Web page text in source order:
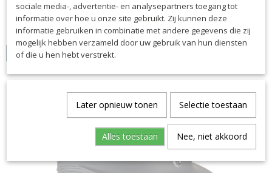
€ 359,00
Op voorraad
IN WINKELWAGEN
sociale media-, advertentie- en analysepartners toegang tot
informatie over hoe u onze site gebruikt. Zij kunnen deze
informatie gebruiken in combinatie met andere gegevens die zij
mogelijk hebben verzameld door uw gebruik van hun diensten
of die u hen hebt verstrekt.
Later opnieuw tonen Selectie toestaan
Alles toestaan Nee, niet akkoord